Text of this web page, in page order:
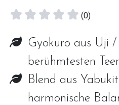
(0)
Gyokuro aus Uji
berühmtesten
Blend aus
harmonische